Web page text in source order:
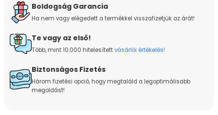
Boldogság Garancia
Ha nem vagy elégedett a termékkel visszafizetjük az árát!
Te vagy az első!
Több, mint 10.000 hitelesítettvásárlói értékelés!
Biztonságos Fizetés
Három fizetési opció, hogy megtaláld a legoptimálisabb
megoldást!